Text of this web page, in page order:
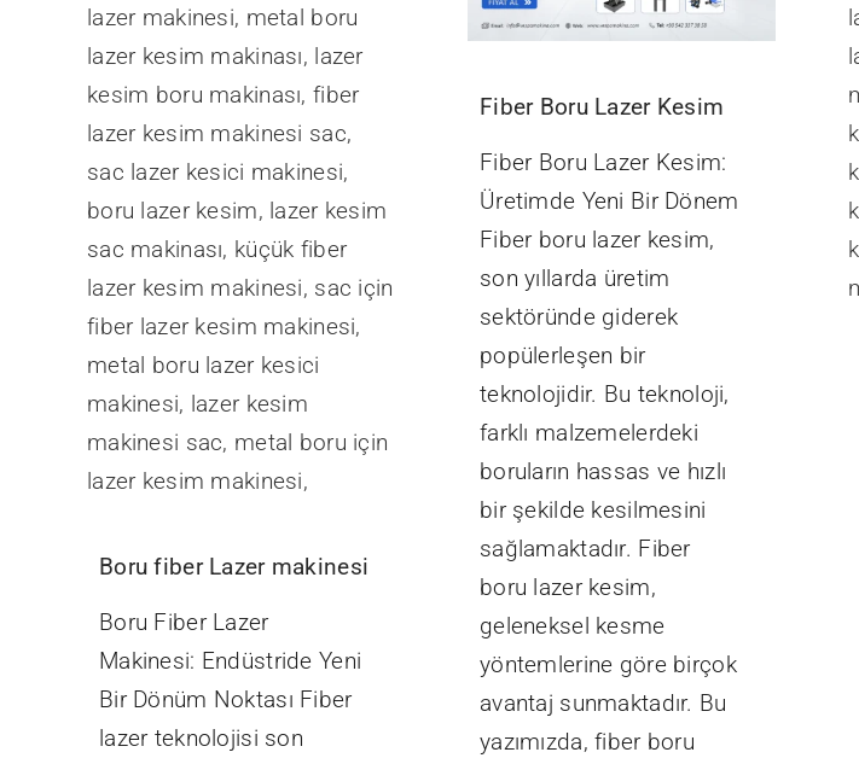
Boru fiber Lazer makinesi
Boru Fiber Lazer
Makinesi: Endüstride Yeni
Bir Dönüm Noktası Fiber
lazer teknolojisi son
Fiber Boru Lazer Kesim
Fiber Boru Lazer Kesim:
Üretimde Yeni Bir Dönem
Fiber boru lazer kesim,
son yıllarda üretim
sektöründe giderek
popülerleşen bir
teknolojidir. Bu teknoloji,
farklı malzemelerdeki
boruların hassas ve hızlı
bir şekilde kesilmesini
sağlamaktadır. Fiber
boru lazer kesim,
geleneksel kesme
yöntemlerine göre birçok
avantaj sunmaktadır. Bu
yazımızda, fiber boru